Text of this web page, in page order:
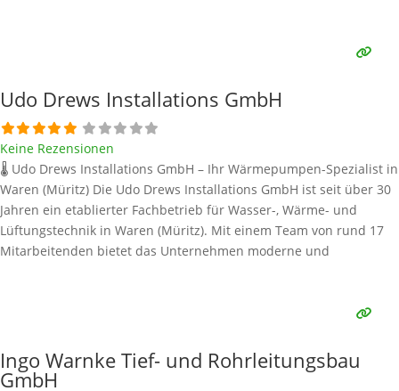
Udo Drews Installations GmbH
Keine Rezensionen
🌡️ Udo Drews Installations GmbH – Ihr Wärmepumpen-Spezialist in
Waren (Müritz) Die Udo Drews Installations GmbH ist seit über 30
Jahren ein etablierter Fachbetrieb für Wasser-, Wärme- und
Lüftungstechnik in Waren (Müritz). Mit einem Team von rund 17
Mitarbeitenden bietet das Unternehmen moderne und
Ingo Warnke Tief- und Rohrleitungsbau
GmbH